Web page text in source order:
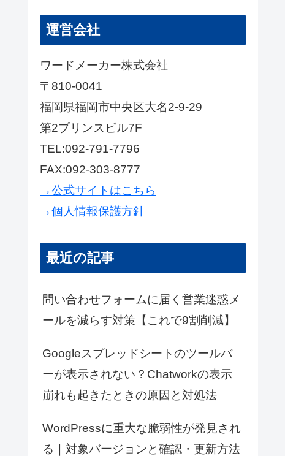
運営会社
ワードメーカー株式会社
〒810-0041
福岡県福岡市中央区大名2-9-29
第2プリンスビル7F
TEL:092-791-7796
FAX:092-303-8777
→公式サイトはこちら
→個人情報保護方針
最近の記事
問い合わせフォームに届く営業迷惑メ
ールを減らす対策【これで9割削減】
Googleスプレッドシートのツールバ
ーが表示されない？Chatworkの表示
崩れも起きたときの原因と対処法
WordPressに重大な脆弱性が発見され
る｜対象バージョンと確認・更新方法